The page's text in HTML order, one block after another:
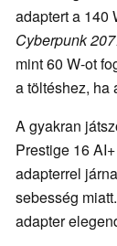
adaptert a 140
Cyberpunk
mint 60 W-ot
a töltéshez, ha
A gyakran
Prestige 16
adapterrel
sebesség
adapter